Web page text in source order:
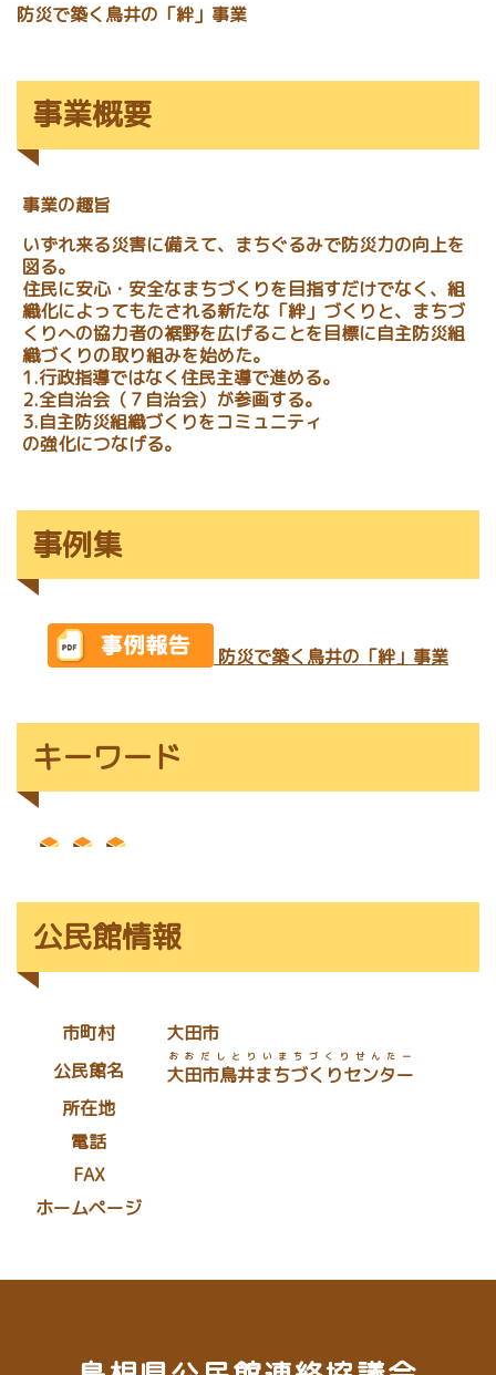
防災で築く鳥井の「絆」事業
事業概要
事業の趣旨
いずれ来る災害に備えて、まちぐるみで防災力の向上を
図る。
住民に安心・安全なまちづくりを目指すだけでなく、組
織化によってもたされる新たな「絆」づくりと、まちづ
くりへの協力者の裾野を広げることを目標に自主防災組
織づくりの取り組みを始めた。
1.行政指導ではなく住民主導で進める。
2.全自治会（７自治会）が参画する。
3.自主防災組織づくりをコミュニティ
の強化につなげる。
事例集
防災で築く鳥井の「絆」事業
キーワード
公民館情報
市町村
大田市
公民館名
大田市鳥井まちづくりセンター
おおだしとりいまちづくりせんたー
所在地
電話
FAX
ホームページ